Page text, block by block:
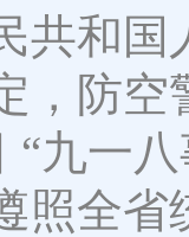
共和
，防
“九一
照全省